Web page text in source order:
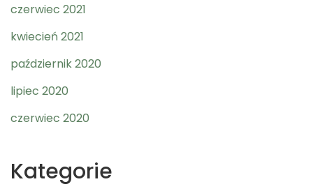
czerwiec 2021
kwiecień 2021
październik 2020
lipiec 2020
czerwiec 2020
Kategorie